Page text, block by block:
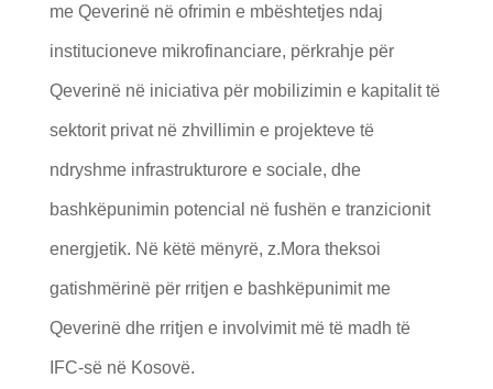
me Qeverinë në ofrimin e mbështetjes ndaj
institucioneve mikrofinanciare, përkrahje për
Qeverinë në iniciativa për mobilizimin e kapitalit të
sektorit privat në zhvillimin e projekteve të
ndryshme infrastrukturore e sociale, dhe
bashkëpunimin potencial në fushën e tranzicionit
energjetik. Në këtë mënyrë, z.Mora theksoi
gatishmërinë për rritjen e bashkëpunimit me
Qeverinë dhe rritjen e involvimit më të madh të
IFC-së në Kosovë.